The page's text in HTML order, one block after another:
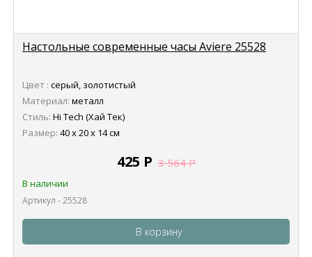
Настольные современные часы Aviere 25528
Цвет : серый, золотистый
Материал: металл
Стиль: Hi Tech (Хай Тек)
Размер: 40 х 20 х 14 см
425 Р 3 564Р
В наличии
Артикул - 25528
В корзину